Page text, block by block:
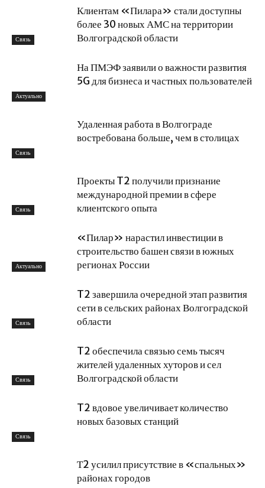
Связь
Клиентам «Пилара» стали доступны
более 30 новых АМС на территории
Волгоградской области
Актуально
На ПМЭФ заявили о важности развития
5G для бизнеса и частных пользователей
Связь
Удаленная работа в Волгограде
востребована больше, чем в столицах
Связь
Проекты T2 получили признание
международной премии в сфере
клиентского опыта
Актуально
«Пилар» нарастил инвестиции в
строительство башен связи в южных
регионах России
Связь
T2 завершила очередной этап развития
сети в сельских районах Волгоградской
области
Связь
T2 обеспечила связью семь тысяч
жителей удаленных хуторов и сел
Волгоградской области
Связь
T2 вдовое увеличивает количество
новых базовых станций
Т2 усилил присутствие в «спальных»
районах городов